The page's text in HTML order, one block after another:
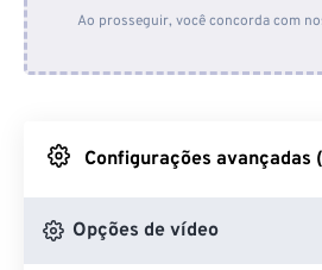
Do Google Drive
Do OneDrive
Ao prosseguir, você concorda com
Configurações avançadas
Opções de vídeo